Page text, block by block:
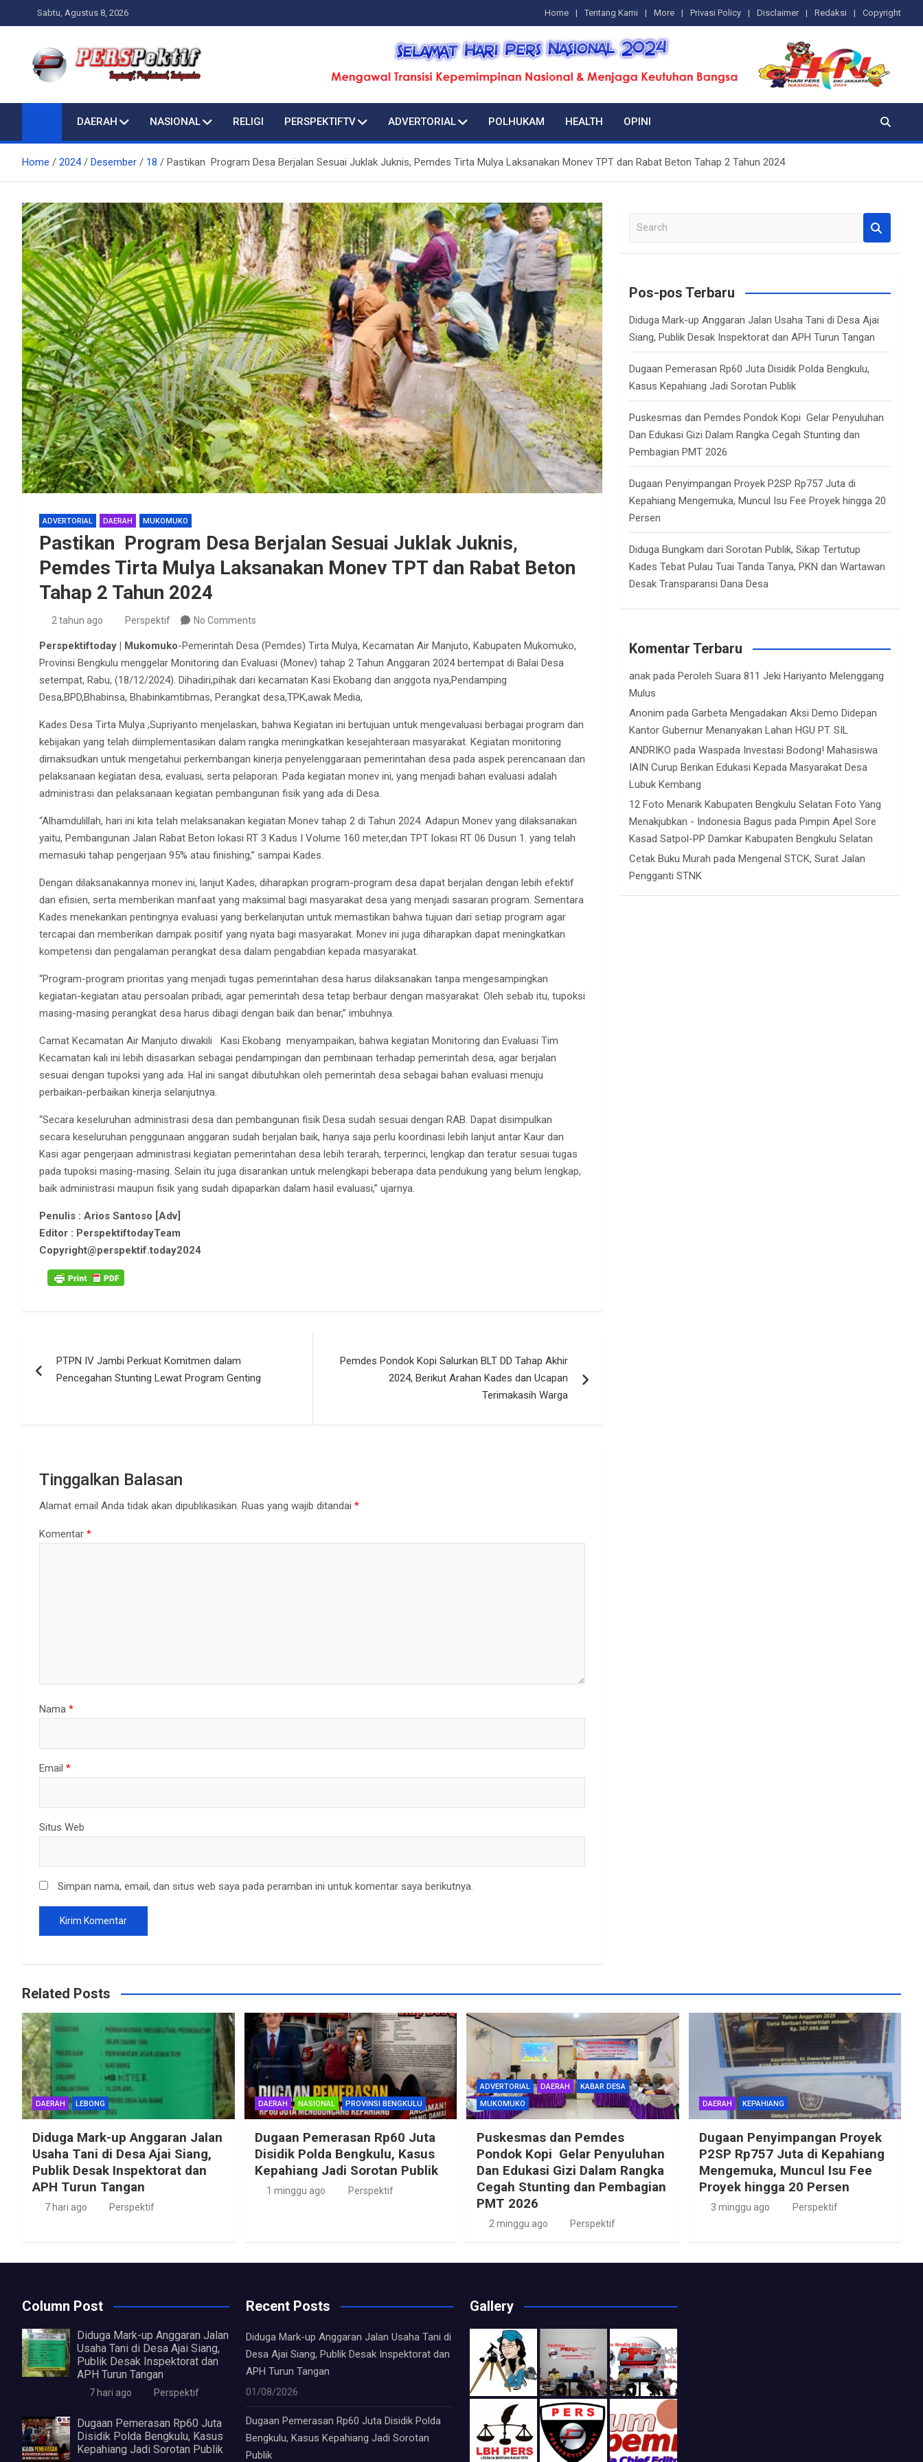
to
Sabtu, Agustus 8, 2026 Home Tentang Kami More Privasi Policy Disclaimer Redaksi Copyright
Perspektif.today
DAERAH NASIONAL RELIGI PERSPEKTIFTV ADVERTORIAL POLHUKAM HEALTH OPINI
Home 2024 Desember 18 Pastikan Program Desa Berjalan Sesuai Juklak Juknis, Pemdes Tirta Mulya Laksanakan Monev TPT dan Rabat Beton Tahap 2 Tahun 2024
ADVERTORIAL DAERAH MUKOMUKO
Pastikan Program Desa Berjalan Sesuai Juklak Juknis,
Pemdes Tirta Mulya Laksanakan Monev TPT dan Rabat Beton
Tahap 2 Tahun 2024
2 tahun ago Perspektif No Comments
Perspektiftoday | Mukomuko-Pemerintah Desa (Pemdes) Tirta Mulya, Kecamatan Air Manjuto, Kabupaten Mukomuko,
Provinsi Bengkulu menggelar Monitoring dan Evaluasi (Monev) tahap 2 Tahun Anggaran 2024 bertempat di Balai Desa
setempat, Rabu, (18/12/2024). Dihadiri,pihak dari kecamatan Kasi Ekobang dan anggota nya,Pendamping
Desa,BPD,Bhabinsa, Bhabinkamtibmas, Perangkat desa,TPK,awak Media,
Kades Desa Tirta Mulya ,Supriyanto menjelaskan, bahwa Kegiatan ini bertujuan untuk mengevaluasi berbagai program dan
kebijakan yang telah diimplementasikan dalam rangka meningkatkan kesejahteraan masyarakat. Kegiatan monitoring
dimaksudkan untuk mengetahui perkembangan kinerja penyelenggaraan pemerintahan desa pada aspek perencanaan dan
pelaksanaan kegiatan desa, evaluasi, serta pelaporan. Pada kegiatan monev ini, yang menjadi bahan evaluasi adalah
administrasi dan pelaksanaan kegiatan pembangunan fisik yang ada di Desa.
“Alhamdulillah, hari ini kita telah melaksanakan kegiatan Monev tahap 2 di Tahun 2024. Adapun Monev yang dilaksanakan
yaitu, Pembangunan Jalan Rabat Beton lokasi RT 3 Kadus I Volume 160 meter,dan TPT lokasi RT 06 Dusun 1. yang telah
memasuki tahap pengerjaan 95% atau finishing,” sampai Kades.
Dengan dilaksanakannya monev ini, lanjut Kades, diharapkan program-program desa dapat berjalan dengan lebih efektif
dan efisien, serta memberikan manfaat yang maksimal bagi masyarakat desa yang menjadi sasaran program. Sementara
Kades menekankan pentingnya evaluasi yang berkelanjutan untuk memastikan bahwa tujuan dari setiap program agar
tercapai dan memberikan dampak positif yang nyata bagi masyarakat. Monev ini juga diharapkan dapat meningkatkan
kompetensi dan pengalaman perangkat desa dalam pengabdian kepada masyarakat.
“Program-program prioritas yang menjadi tugas pemerintahan desa harus dilaksanakan tanpa mengesampingkan
kegiatan-kegiatan atau persoalan pribadi, agar pemerintah desa tetap berbaur dengan masyarakat. Oleh sebab itu, tupoksi
masing-masing perangkat desa harus dibagi dengan baik dan benar,” imbuhnya.
Camat Kecamatan Air Manjuto diwakili Kasi Ekobang menyampaikan, bahwa kegiatan Monitoring dan Evaluasi Tim
Kecamatan kali ini lebih disasarkan sebagai pendampingan dan pembinaan terhadap pemerintah desa, agar berjalan
sesuai dengan tupoksi yang ada. Hal ini sangat dibutuhkan oleh pemerintah desa sebagai bahan evaluasi menuju
perbaikan-perbaikan kinerja selanjutnya.
“Secara keseluruhan administrasi desa dan pembangunan fisik Desa sudah sesuai dengan RAB. Dapat disimpulkan
secara keseluruhan penggunaan anggaran sudah berjalan baik, hanya saja perlu koordinasi lebih lanjut antar Kaur dan
Kasi agar pengerjaan administrasi kegiatan pemerintahan desa lebih terarah, terperinci, lengkap dan teratur sesuai tugas
pada tupoksi masing-masing. Selain itu juga disarankan untuk melengkapi beberapa data pendukung yang belum lengkap,
baik administrasi maupun fisik yang sudah dipaparkan dalam hasil evaluasi,” ujarnya.
Penulis : Arios Santoso [Adv]
Editor : PerspektiftodayTeam
Copyright@perspektif.today2024
posPTPN IV Jambi Perkuat Komitmen dalam
Pencegahan Stunting Lewat Program Genting
Pemdes Pondok Kopi Salurkan BLT DD Tahap Akhir
2024, Berikut Arahan Kades dan Ucapan
Terimakasih Warga
Tinggalkan Balasan
Alamat email Anda tidak akan dipublikasikan. Ruas yang wajib ditandai *
Komentar *
Nama *
Email *
Situs Web
Simpan nama, email, dan situs web saya pada peramban ini untuk komentar saya berikutnya.
a
cPos-pos Terbaru
Diduga Mark-up Anggaran Jalan Usaha Tani di Desa Ajai
Siang, Publik Desak Inspektorat dan APH Turun Tangan
Dugaan Pemerasan Rp60 Juta Disidik Polda Bengkulu,
Kasus Kepahiang Jadi Sorotan Publik
Puskesmas dan Pemdes Pondok Kopi Gelar Penyuluhan
Dan Edukasi Gizi Dalam Rangka Cegah Stunting dan
Pembagian PMT 2026
Dugaan Penyimpangan Proyek P2SP Rp757 Juta di
Kepahiang Mengemuka, Muncul Isu Fee Proyek hingga 20
Persen
Diduga Bungkam dari Sorotan Publik, Sikap Tertutup
Kades Tebat Pulau Tuai Tanda Tanya, PKN dan Wartawan
Desak Transparansi Dana Desa
Komentar Terbaru
anak pada Peroleh Suara 811 Jeki Hariyanto Melenggang
Mulus
Anonim padaGarbeta Mengadakan Aksi Demo Didepan
Kantor Gubernur Menanyakan Lahan HGU PT. SIL
ANDRIKO padaWaspada Investasi Bodong! Mahasiswa
IAIN Curup Berikan Edukasi Kepada Masyarakat Desa
Lubuk Kembang
12 Foto Menarik Kabupaten Bengkulu Selatan Foto Yang
Menakjubkan - Indonesia Bagus pada Pimpin Apel Sore
Kasad Satpol-PP Damkar Kabupaten Bengkulu Selatan
Cetak Buku Murah pada Mengenal STCK, Surat Jalan
Pengganti STNK
Related Posts
DAERAH LEBONG
Diduga Mark-up Anggaran Jalan
Usaha Tani di Desa Ajai Siang,
Publik Desak Inspektorat dan
APH Turun Tangan
7 hari ago Perspektif
DAERAH NASIONAL PROVINSI BENGKULU
Dugaan Pemerasan Rp60 Juta
Disidik Polda Bengkulu, Kasus
Kepahiang Jadi Sorotan Publik
1 minggu ago Perspektif
ADVERTORIAL DAERAH
KABAR DESA
MUKOMUKO
Puskesmas dan Pemdes
Pondok Kopi Gelar Penyuluhan
Dan Edukasi Gizi Dalam Rangka
Cegah Stunting dan Pembagian
PMT 2026
2 minggu ago Perspektif
DAERAH KEPAHIANG
Dugaan Penyimpangan Proyek
P2SP Rp757 Juta di Kepahiang
Mengemuka, Muncul Isu Fee
Proyek hingga 20 Persen
3 minggu ago Perspektif
Column Post
Diduga Mark-up Anggaran Jalan
Usaha Tani di Desa Ajai Siang,
Publik Desak Inspektorat dan
APH Turun Tangan
7 hari ago Perspektif
Dugaan Pemerasan Rp60 Juta
Disidik Polda Bengkulu, Kasus
Kepahiang Jadi Sorotan Publik
Recent Posts
Diduga Mark-up Anggaran Jalan Usaha Tani di
Desa Ajai Siang, Publik Desak Inspektorat dan
APH Turun Tangan
01/08/2026
Dugaan Pemerasan Rp60 Juta Disidik Polda
Bengkulu, Kasus Kepahiang Jadi Sorotan
Publik
Gallery